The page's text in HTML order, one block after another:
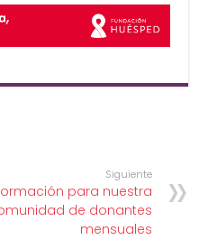
Siguiente
para nuestra
de donantes
mensuales